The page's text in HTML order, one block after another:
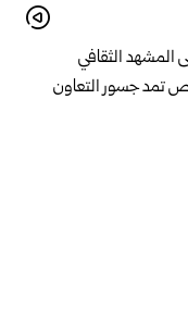
الثقافي